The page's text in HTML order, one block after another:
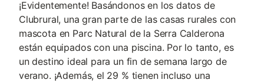
¡Evidentemente! Basándonos en los datos de
Clubrural, una gran parte de las casas rurales con
mascota en Parc Natural de la Serra Calderona
están equipados con una piscina. Por lo tanto, es
un destino ideal para un fin de semana largo de
verano. ¡Además, el 29 % tienen incluso una